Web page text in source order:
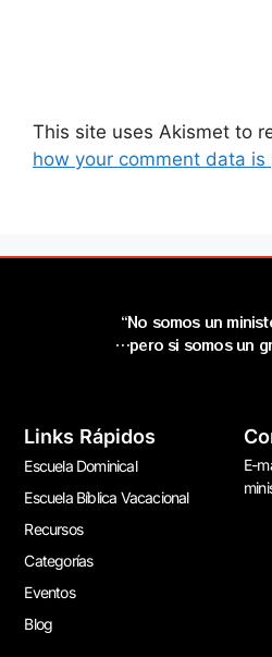
This site uses Akismet to
how your comment data is
“No somos un
…pero si somos un
Links Rápidos
Escuela Dominical
Escuela Bíblica Vacacional
Recursos
Categorías
Eventos
Blog
E-